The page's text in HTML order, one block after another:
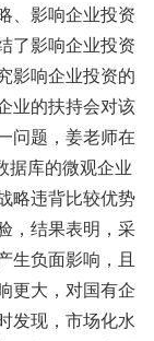
、影响企业投资
了影响企业投资
影响企业投资的
业的扶持会对该
问题，姜老师在
据库的微观企业
略违背比较优势
，结果表明，采
生负面影响，且
更大，对国有企
发现，市场化水